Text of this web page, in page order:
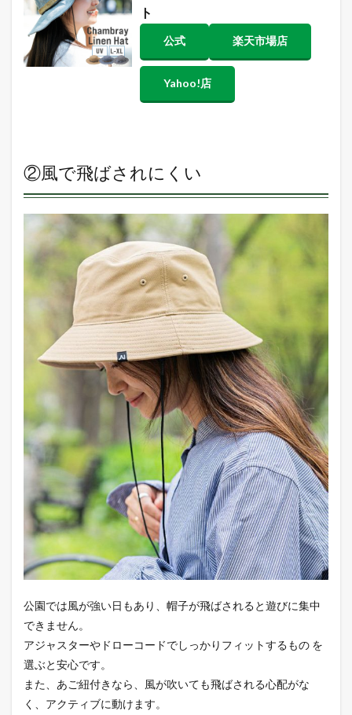
ト
公式 楽天市場店
Yahoo!店
②風で飛ばされにくい
公園では風が強い日もあり、帽子が飛ばされると遊びに集中
できません。
アジャスターやドローコードでしっかりフィットするもの を
選ぶと安心です。
また、あご紐付きなら、風が吹いても飛ばされる心配がな
く、アクティブに動けます。